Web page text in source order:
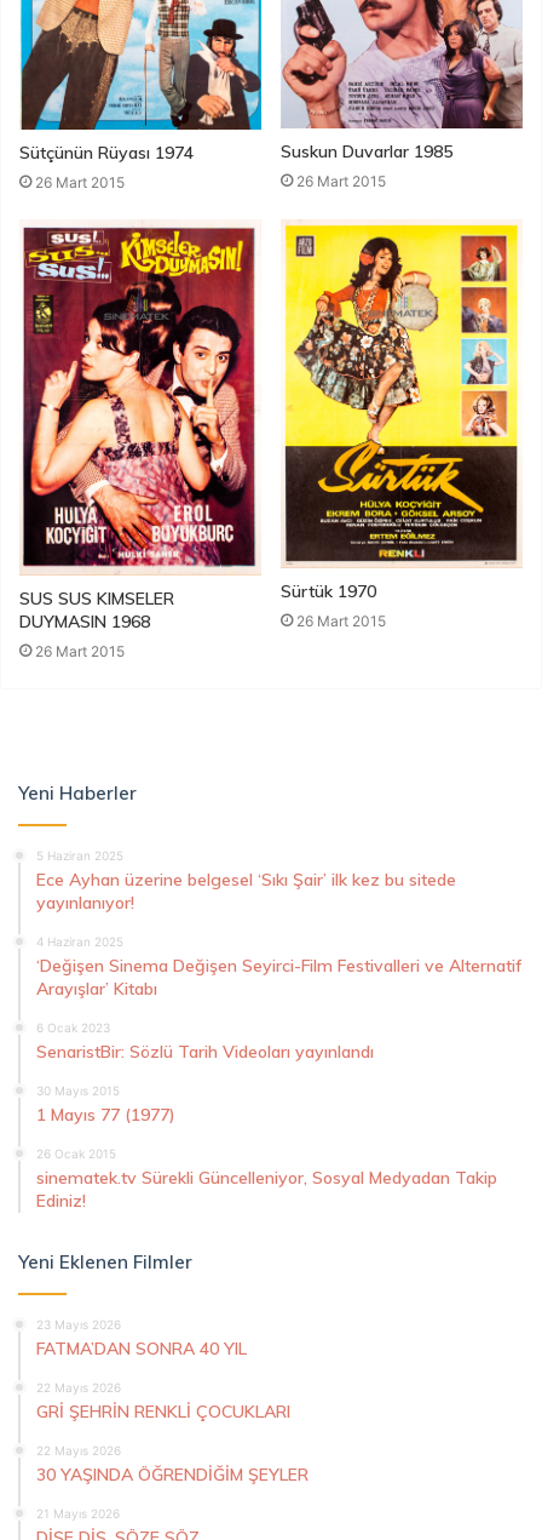
Sütçünün Rüyası 1974
26 Mart 2015
Suskun Duvarlar 1985
26 Mart 2015
SUS SUS KIMSELER
DUYMASIN 1968
26 Mart 2015
Sürtük 1970
26 Mart 2015
Yeni Haberler
5 Haziran 2025
Ece Ayhan üzerine belgesel ‘Sıkı Şair’ ilk kez bu sitede
yayınlanıyor!
4 Haziran 2025
‘Değişen Sinema Değişen Seyirci-Film Festivalleri ve Alternatif
Arayışlar’ Kitabı
6 Ocak 2023
SenaristBir: Sözlü Tarih Videoları yayınlandı
30 Mayıs 2015
1 Mayıs 77 (1977)
26 Ocak 2015
sinematek.tv Sürekli Güncelleniyor, Sosyal Medyadan Takip
Ediniz!
Yeni Eklenen Filmler
23 Mayıs 2026
FATMA’DAN SONRA 40 YIL
22 Mayıs 2026
GRİ ŞEHRİN RENKLİ ÇOCUKLARI
22 Mayıs 2026
30 YAŞINDA ÖĞRENDİĞİM ŞEYLER
21 Mayıs 2026